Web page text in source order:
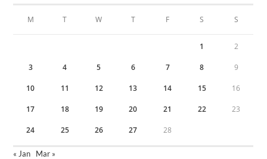
M T W T F S S
1 2
3 4 5 6 7 8 9
10 11 12 13 14 15 16
17 18 19 20 21 22 23
24 25 26 27 28
« Jan Mar »